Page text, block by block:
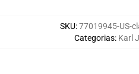
SKU:77019945-US-
Categorias: Karl